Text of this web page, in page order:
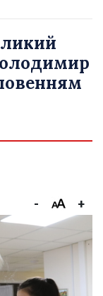
- +